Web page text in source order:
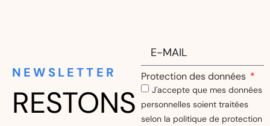
NEWSLETTER
RESTONS
Protection des données
J'accepte que mes données
personnelles soient traitées
selon la politique de protection